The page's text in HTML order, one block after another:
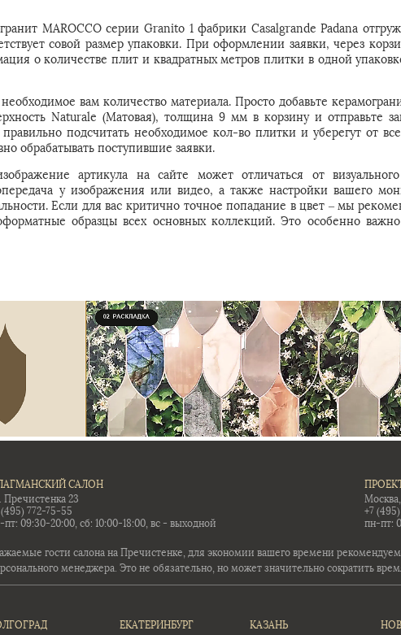
MAROCCO серии Granito 1 фабрики Casalgrande Padana
совой размер упаковки. При оформлении заявки, через
о количестве плит и квадратных метров плитки в одной
вам количество материала. Просто добавьте
Naturale (Матовая), толщина 9 мм в корзину и отправьте
подсчитать необходимое кол-во плитки и уберегут от
обрабатывать поступившие заявки.
артикула на сайте может отличаться от
у изображения или видео, а также настройки вашего
Если для вас критично точное попадание в цвет – мы
образцы всех основных коллекций. Это особенно
САЛОН
Пречистенка 23
(495) 772-75-55
пт: 09:30-20:00, сб: 10:00-18:00, вс - выходной
+7
пн-пт:
гости салона на Пречистенке, для экономии вашего времени рекомендуем
менеджера. Это не обязательно, но может значительно сократить
ЕКАТЕРИНБУРГ КАЗАНЬ